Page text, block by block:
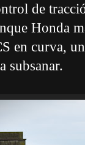
de
Honda
en curva,
subsanar.